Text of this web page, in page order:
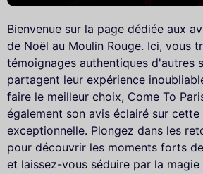
Bienvenue sur la page dédiée aux
de Noël au Moulin Rouge. Ici, vous
témoignages authentiques d'autres
partagent leur expérience
faire le meilleur choix, Come To
également son avis éclairé sur
exceptionnelle. Plongez dans les
pour découvrir les moments forts
et laissez-vous séduire par la magie